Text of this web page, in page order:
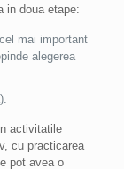
in doua etape:
mai important
alegerea
activitatile
cu practicarea
pot avea o